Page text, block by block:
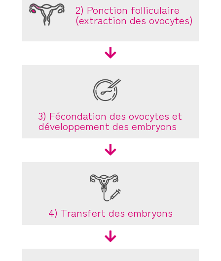
2) Ponction folliculaire
(extraction des ovocytes)

3) Fécondation des ovocytes et
développement des embryons

4) Transfert des embryons
